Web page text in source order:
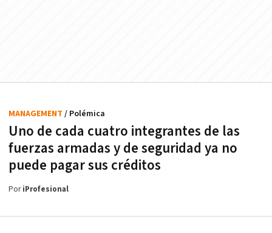
Uno de cada cuatro integrantes de las
fuerzas armadas y de seguridad ya no
puede pagar sus créditos
MANAGEMENT / Polémica
PoriProfesional